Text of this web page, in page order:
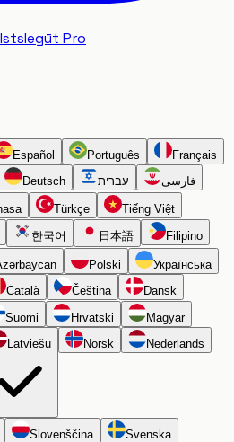
Iegūt Pro
Español Português
Français
Deutsch עברית فارسی
Türkçe
Tiếng Việt
한국어 日本語 Filipino
Polski
Українська
Català Čeština
Dansk
Suomi Hrvatski
Magyar
Latviešu Norsk Nederlands
Slovenščina Svenska